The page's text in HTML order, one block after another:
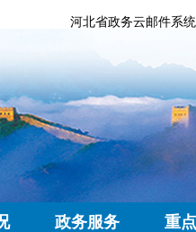
河北省政务云邮件系统
政务服务 重